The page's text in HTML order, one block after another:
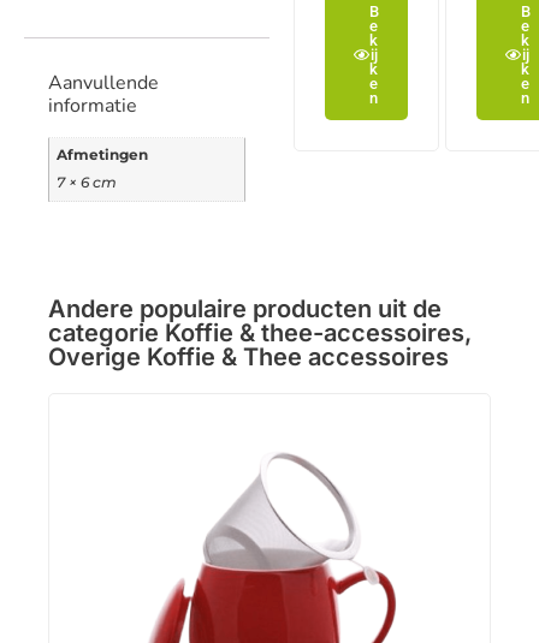
Aanvullende
informatie
Afmetingen
7 × 6 cm
B
e
k
ij
k
e
n
B
e
k
ij
k
e
n
Andere populaire producten uit de
categorie Koffie & thee-accessoires,
Overige Koffie & Thee accessoires